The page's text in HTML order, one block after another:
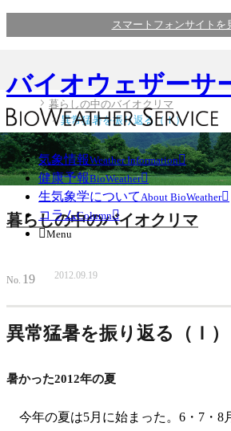
スマートフォンサイトを
バイオウェザーサ
気象情報Weather Information
健康予報BioWeather
生気象学について About BioWeather
コラムColumn
Menu
暮らしの中のバイオクリマ
異常猛暑を振り返る（Ｉ）
暮らしの中のバイオクリマ
No. 19 2012.09.19
異常猛暑を振り返る（Ｉ）
暑かった2012年の夏
今年の夏は5月に始まった。6・7・8